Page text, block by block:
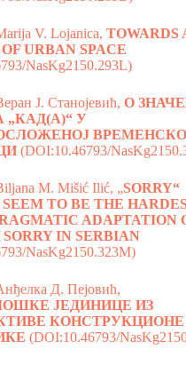
V. Lojanica, TOWARDS
URBAN SPACE
NasKg2150.293L)
Ј. Станојевић, O
„КАД(A)“ У
(DOI:10.46793/
M. Mišić Ilić, „SORRY“
SEEM TO BE THE
ADAPTATION
IN SERBIAN
NasKg2150.323M)
Д. Пејовић,
ЈЕДИНИЦЕ ИЗ
КОНСТРУКЦИОНЕ
(DOI:10.46793/